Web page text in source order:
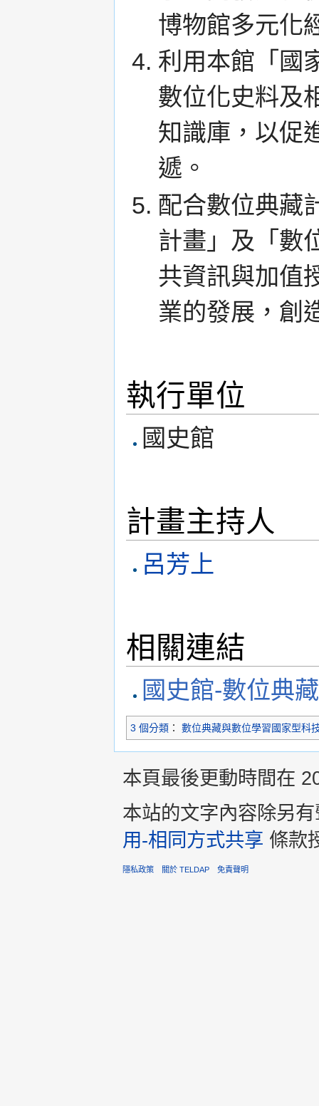
博物館多元化
利用本館「國
數位化史料及
知識庫，以促
遞。
配合數位典藏
計畫」及「數
共資訊與加值
業的發展，創
執行單位
國史館
計畫主持人
呂芳上
相關連結
國史館-數位典
3 個分類 ： 數位典藏與數位學習國家型科
本頁最後更動時間在
本站的文字內容除另
用-相同方式共享 條款
隱私政策 關於 TELDAP 免責聲明